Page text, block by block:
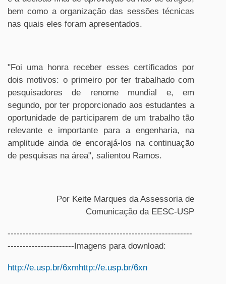
bem como a organização das sessões técnicas
nas quais eles foram apresentados.
"Foi uma honra receber esses certificados por
dois motivos: o primeiro por ter trabalhado com
pesquisadores de renome mundial e, em
segundo, por ter proporcionado aos estudantes a
oportunidade de participarem de um trabalho tão
relevante e importante para a engenharia, na
amplitude ainda de encorajá-los na continuação
de pesquisas na área", salientou Ramos.
Por Keite Marques da Assessoria de
Comunicação da EESC-USP
-------------------------------------------------------------
----------------------Imagens para download:
http://e.usp.br/6xmhttp://e.usp.br/6xn